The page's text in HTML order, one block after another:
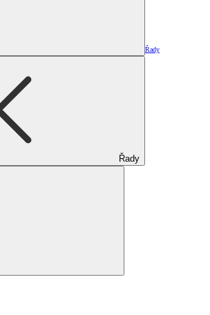
Řady
Řady